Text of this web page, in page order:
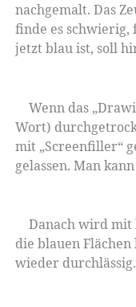
nachgemalt. Das
finde es schwierig,
jetzt blau ist, soll
Wenn das
Wort)
mit „Screenfiller“
gelassen. Man
Danach wird mit
die blauen
wieder durchlässig.